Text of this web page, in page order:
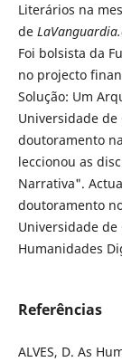
Literários na
de
Foi bolsista da
no projecto
Solução: Um
Universidade de
doutoramento
leccionou as
Narrativa".
doutoramento
Universidade
Humanidades
Referências
ALVES, D. As